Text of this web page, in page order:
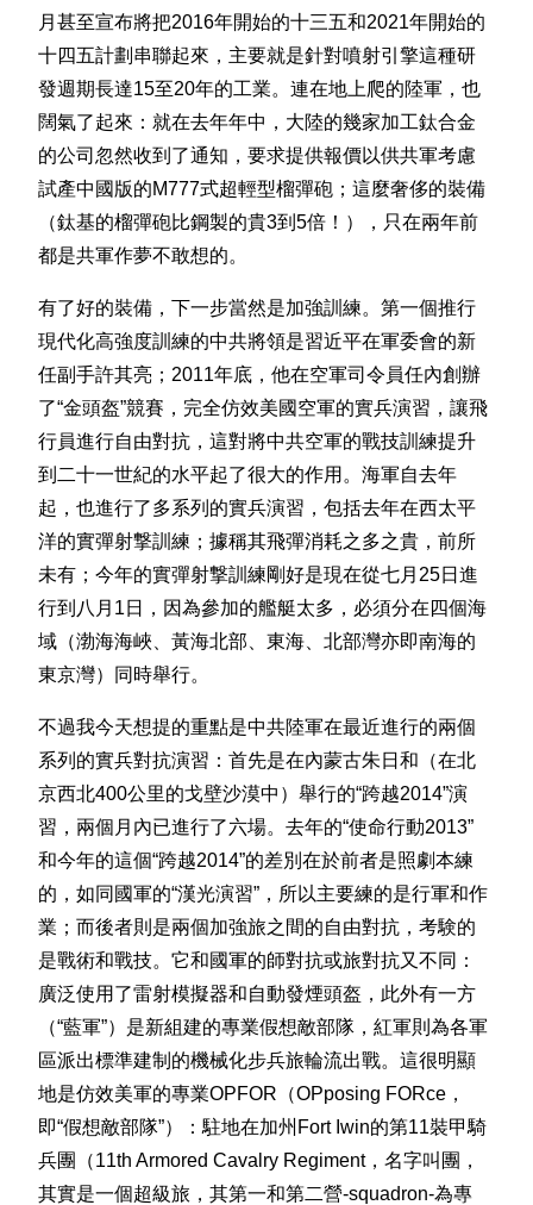
月甚至宣布將把2016年開始的十三五和2021年開始的
十四五計劃串聯起來，主要就是針對噴射引擎這種研
發週期長達15至20年的工業。連在地上爬的陸軍，也
闊氣了起來：就在去年年中，大陸的幾家加工鈦合金
的公司忽然收到了通知，要求提供報價以供共軍考慮
試產中國版的M777式超輕型榴彈砲；這麼奢侈的裝備
（鈦基的榴彈砲比鋼製的貴3到5倍！），只在兩年前
都是共軍作夢不敢想的。
有了好的裝備，下一步當然是加強​​訓練。第一個推行
現代化高強度訓練的中共將領是習近平在軍委會的新
任副手許其亮；2011年底，他在空軍司令員任內創辦
了“金頭盔”競賽，完全仿效美國空軍的實兵演習，讓飛
行員進行自由對抗，這對將中共空軍的戰技訓練提升
到二十一世紀的水平起了很大的作用。海軍自去年
起，也進行了多系列的實兵演習，包括去年在西太平
洋的實彈射撃訓練；據稱其飛彈消耗之多之貴，前所
未有；今年的實彈射撃訓練剛好是現在從七月25日進
行到八月1日，因為參加的艦艇太多，必須分在四個海
域（渤海海峽、黃海北部、東海、北部灣亦即南海的
東京灣）同時舉行。
不過我今天想提的重點是中共陸軍在最近進行的兩個
系列的實兵對抗演習：首先是在內蒙古朱日和（在北
京西北400公里的戈壁沙漠中）舉行的“跨越2014”演
習，兩個月內已進行了六場。去年的“使命行動2013”​​
和今年的這個“跨越2014”的差別在於前者是照劇本練
的，如同國軍的“漢光演習”，所​​以主要練的是行軍和作
業；而後者則是兩個加強旅之間的自由對抗，考験的
是戰術和戰技。它和國軍的師對抗或旅對抗又不同：
廣泛使用了雷射模擬器和自動發煙頭盔，此外有一方
（“藍軍”）是新組建的專業假想敵部隊，紅軍則為各軍
區派出標準建制的機械化步兵旅輪流出戰。這很明顯
地是仿效美軍的專業OPFOR（OPposing FORce，
即“假想敵部隊”）：駐地在加州Fort Iwin的第11裝甲騎
兵團（11th Armored Cavalry Regiment，名字叫團，
其實是一個超級旅，其第一和第二營-squadron-為專